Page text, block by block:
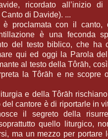
ricordato all’inizio di
di Davide). ...
è proclamata con il canto,
è una feconda
del testo biblico, che ha
qui ed oggi la Parola
al testo della Tôrāh,
la Tôrāh e ne scopre
e della Tôrāh
del cantore è di riportarle in
il segreto della
quello liturgico,
ma un mezzo per portare